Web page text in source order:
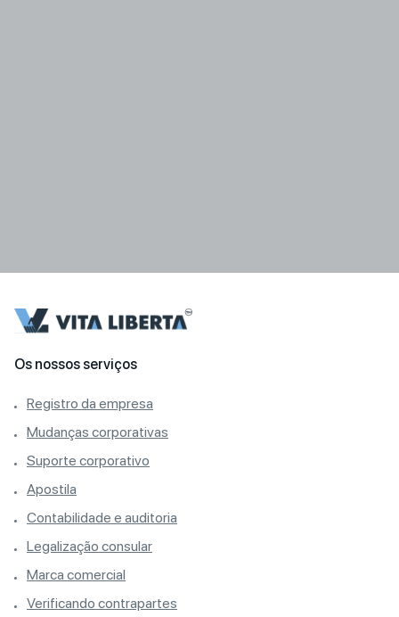
Os nossos serviços
Registro da empresa
Mudanças corporativas
Suporte corporativo
Apostila
Contabilidade e auditoria
Legalização consular
Marca comercial
Verificando contrapartes